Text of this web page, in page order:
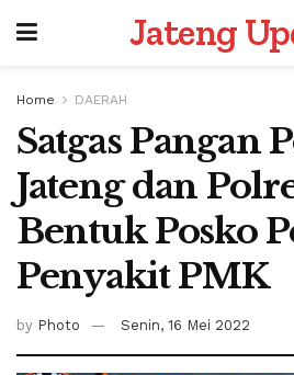
Jateng
Home DAERAH
Satgas Pangan
Jateng dan
Bentuk Posko
Penyakit PMK
by Photo Senin, 16 Mei 2022